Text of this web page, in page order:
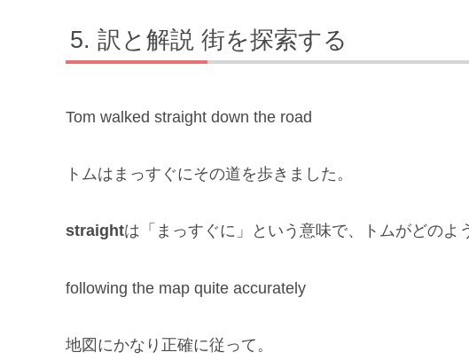
訳と解説 街を探索する
Tom walked straight down the road
トムはまっすぐにその道を歩きました。
straightは「まっすぐに」という意味で、トムがどのよ
following the map quite accurately
地図にかなり正確に従って。